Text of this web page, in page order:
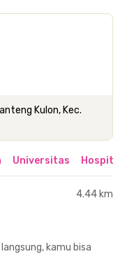
Kulon, Kec.
Universitas Hospital
4.44 km
kamu bisa